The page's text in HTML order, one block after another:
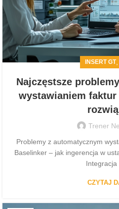
INSERT GT,
Najczęstsze
wystawianiem
Trener
Problemy z automatycznym
Baselinker – jak ingerencja w
Integracja
CZYTAJ